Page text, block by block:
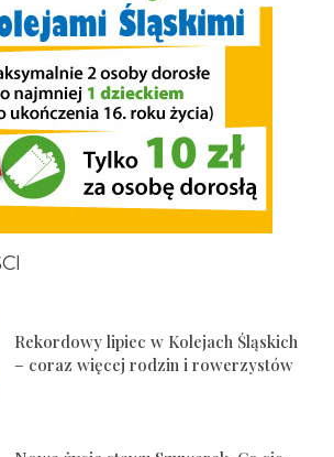
Rekordowy lipiec w Kolejach Śląskich
– coraz więcej rodzin i rowerzystów